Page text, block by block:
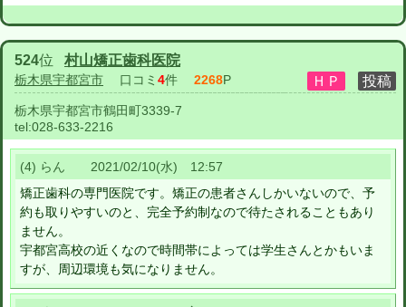
524位 村山矯正歯科医院
栃木県宇都宮市 口コミ 4件 2268P
栃木県宇都宮市鶴田町3339-7
tel:028-633-2216
(4) らん 2021/02/10(水) 12:57
矯正歯科の専門医院です。矯正の患者さんしかいないので、予
約も取りやすいのと、完全予約制なので待たされることもあり
ません。
宇都宮高校の近くなので時間帯によっては学生さんとかもいま
すが、周辺環境も気になりません。